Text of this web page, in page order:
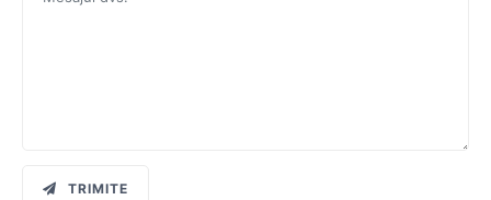
TRIMITE